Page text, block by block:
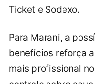
Ticket e Sodexo.
Para Marani, a
benefícios reforça
mais profissional